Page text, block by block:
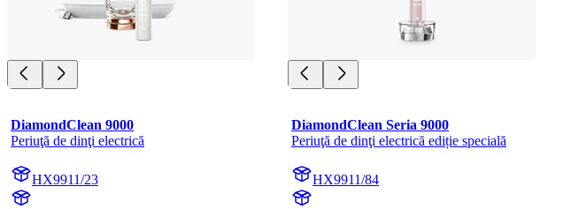
DiamondClean 9000
Periuţă de dinţi electrică
HX9911/23
DiamondClean Seria 9000
Periuţă de dinţi electrică ediție specială
HX9911/84